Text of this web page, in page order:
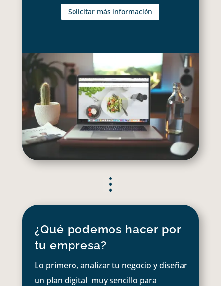
Solicitar más información
¿Qué podemos hacer por
tu empresa?
Lo primero, analizar tu negocio y diseñar
un plan digital muy sencillo para